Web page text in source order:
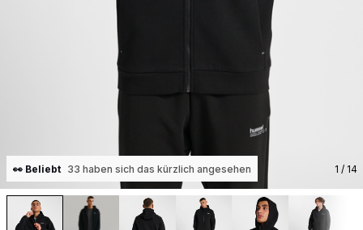
👀 Beliebt 33 haben sich das kürzlich angesehen 1 / 14